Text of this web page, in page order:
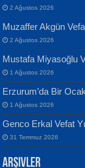
EKREM
İsmail Aydos
İnkisar...
2 Ağustos 2026
Muzaffer Akgün
2 Ağustos 2026
Mustafa Miyasoğlu
1 Ağustos 2026
Erzurum’da Bir
1 Ağustos 2026
Genco Erkal Vefat
31 Temmuz 2026
Arşivler